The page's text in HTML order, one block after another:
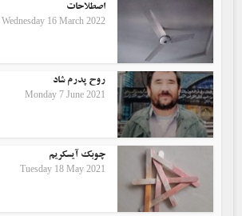
اصطلاحات
Wednesday 16 March 2022
روح پدرم شاد
Monday 7 June 2021
چوبک آیسکریم
Tuesday 18 May 2021